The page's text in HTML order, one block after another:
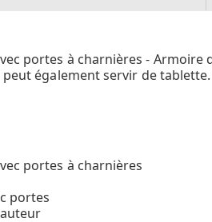
portes à charnières -
également servir de
portes à charnières
portes